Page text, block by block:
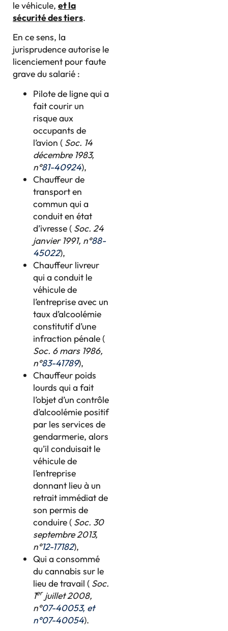
le véhicule, et la
sécurité des tiers.
En ce sens, la
jurisprudence autorise le
licenciement pour faute
grave du salarié :
Pilote de ligne qui a
fait courir un
risque aux
occupants de
l’avion ( Soc. 14
décembre 1983,
n°81-40924),
Chauffeur de
transport en
commun qui a
conduit en état
d’ivresse ( Soc. 24
janvier 1991, n°88-
45022),
Chauffeur livreur
qui a conduit le
véhicule de
l’entreprise avec un
taux d’alcoolémie
constitutif d’une
infraction pénale (
Soc. 6 mars 1986,
n°83-41789),
Chauffeur poids
lourds qui a fait
l’objet d’un contrôle
d’alcoolémie positif
par les services de
gendarmerie, alors
qu’il conduisait le
véhicule de
l’entreprise
donnant lieu à un
retrait immédiat de
son permis de
conduire ( Soc. 30
septembre 2013,
n°12-17182),
Qui a consommé
du cannabis sur le
lieu de travail ( Soc.
1erjuillet 2008,
n°07-40053, et
n°07-40054).